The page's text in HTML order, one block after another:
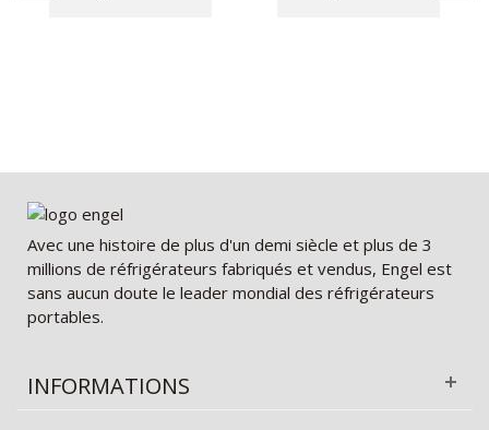
Avec une histoire de plus d'un demi siècle et plus de 3
millions de réfrigérateurs fabriqués et vendus, Engel est
sans aucun doute le leader mondial des réfrigérateurs
portables.
INFORMATIONS